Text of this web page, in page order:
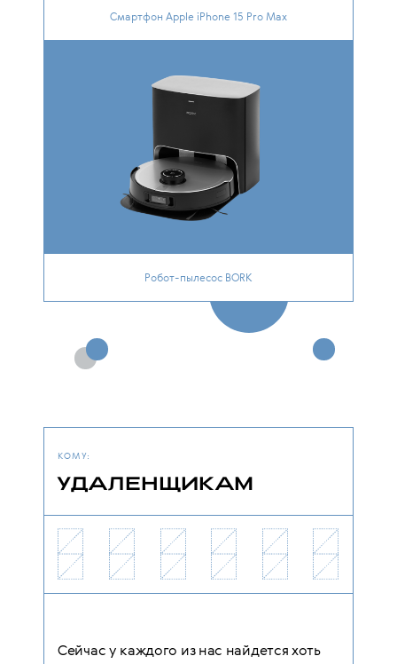
Смартфон Apple iPhone 15 Pro Max
Робот-пылесос BORK
КОМУ:
УДАЛЕНЩИКАМ
Сейчас у каждого из нас найдется хоть